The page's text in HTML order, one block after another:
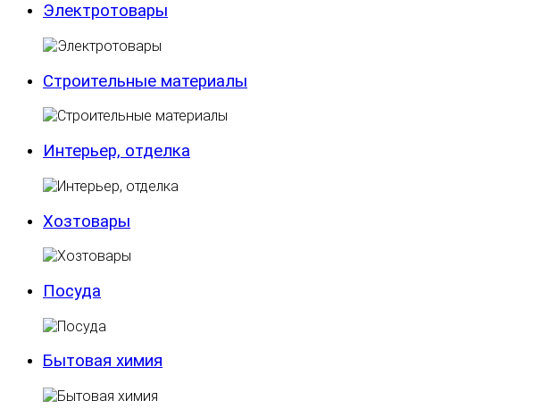
Электротовары
Строительные материалы
Интерьер, отделка
Хозтовары
Посуда
Бытовая химия